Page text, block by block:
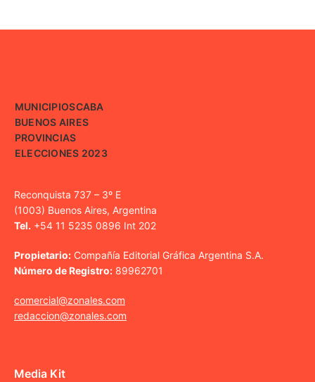
MUNICIPIOSCABA
BUENOS AIRES
PROVINCIAS
ELECCIONES 2023
Reconquista 737 – 3º E
(1003) Buenos Aires, Argentina
Tel. +54 11 5235 0896 Int 202
Propietario: Compañía Editorial Gráfica Argentina S.A.
Número de Registro: 89962701
comercial@zonales.com
redaccion@zonales.com
Media Kit